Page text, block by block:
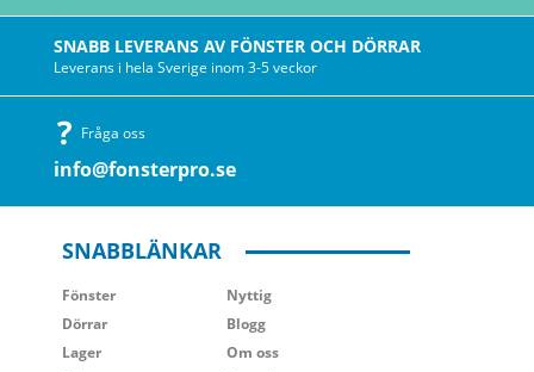
SNABB LEVERANS AV FÖNSTER OCH DÖRRAR
Leverans i hela Sverige inom 3-5 veckor
Fråga oss
info@fonsterpro.se
SNABBLÄNKAR
Fönster
Dörrar
Lager
Nyttig
Blogg
Om oss